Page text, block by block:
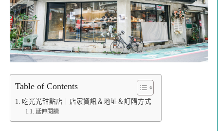
Table of Contents
吃光光甜點店｜店家資訊＆地址＆訂購方式
延伸閱讀